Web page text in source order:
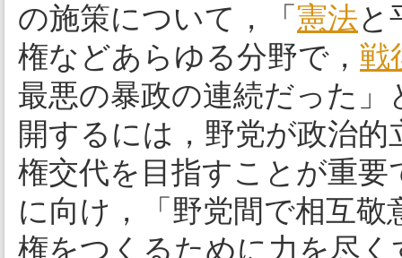
の施策について，「 憲法と
権などあらゆる分野で， 戦
最悪の暴政の連続だった
開するには，野党が政治
権交代を目指すことが重
に向け，「野党間で相互
権をつくるために力を尽